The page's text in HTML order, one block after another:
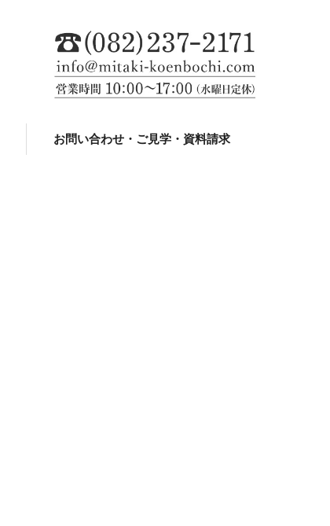
お問い合わせ・ご見学・資料請求